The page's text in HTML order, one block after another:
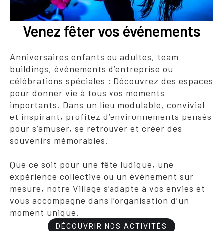
Venez fêter vos événements
Anniversaires enfants ou adultes, team
buildings, événements d’entreprise ou
célébrations spéciales : Découvrez des espaces
pour donner vie à tous vos moments
importants. Dans un lieu modulable, convivial
et inspirant, profitez d’environnements pensés
pour s’amuser, se retrouver et créer des
souvenirs mémorables.
Que ce soit pour une fête ludique, une
expérience collective ou un événement sur
mesure, notre Village s’adapte à vos envies et
vous accompagne dans l’organisation d’un
moment unique.
DÉCOUVRIR NOS ACTIVITÉS